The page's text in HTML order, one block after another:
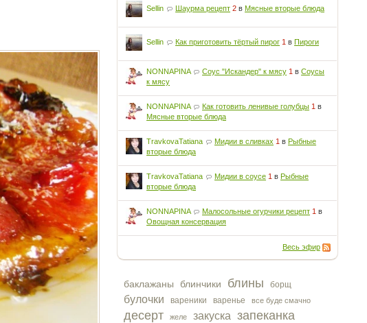
Sellin Шаурма рецепт 2 вМясные вторые блюда
Sellin Как приготовить тёртый пирог 1 вПироги
NONNAPINA Соус "Искандер" к мясу 1 вСоусы
к мясу
NONNAPINA Как готовить ленивые голубцы 1 в
Мясные вторые блюда
TravkovaTatiana Мидии в сливках 1 вРыбные
вторые блюда
TravkovaTatiana Мидии в соусе 1 вРыбные
вторые блюда
NONNAPINA Малосольные огурчики рецепт 1 в
Овощная консервация
Весь эфир
баклажаны блинчики блины борщ
булочки вареники варенье все буде смачно
десерт желе закуска запеканка